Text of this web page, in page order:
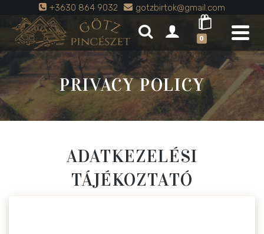
+3630 864 9032 gotzbirtok@gmail.com
0
PRIVACY POLICY
ADATKEZELÉSI
TÁJÉKOZTATÓ